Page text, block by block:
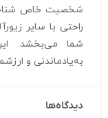
شخصیت خاص
راحتی با سایر
شما می‌بخشد.
به‌یادماندنی و
دیدگاه‌ها